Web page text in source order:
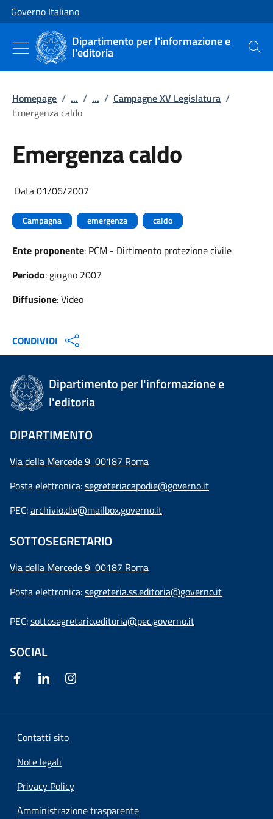
Vai al contenuto
Vai alla navigazione del sito
Governo Italiano
Dipartimento per l'informazione e
l'editoria Cerca
Homepage / ... / ... / Campagne XV Legislatura /
Emergenza caldo
Emergenza caldo
Data 01/06/2007
Campagna emergenza caldo
Ente proponente: PCM - Dirtimento protezione civile
Periodo: giugno 2007
Diffusione: Video
CONDIVIDI
Dipartimento per l'informazione e
l'editoria
DIPARTIMENTO
Via della Mercede 9 00187 Roma
Posta elettronica:segreteriacapodie@governo.it
PEC:archivio.die@mailbox.governo.it
SOTTOSEGRETARIO
Via della Mercede 9 00187 Roma
Posta elettronica:segreteria.ss.editoria@governo.it
PEC:sottosegretario.editoria@pec.governo.it
SOCIAL
Contatti sito
Note legali
Privacy Policy
Amministrazione trasparente